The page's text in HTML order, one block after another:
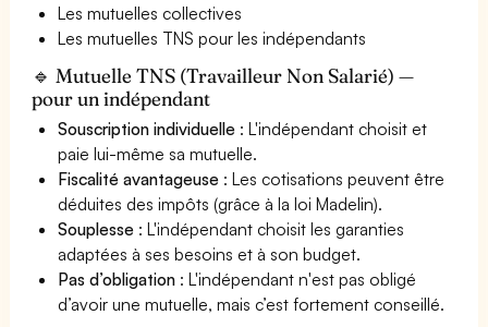
Les mutuelles collectives
Les mutuelles TNS pour les indépendants
🔹 Mutuelle TNS (Travailleur Non Salarié) —
pour un indépendant
Souscription individuelle : L'indépendant choisit et
paie lui-même sa mutuelle.
Fiscalité avantageuse : Les cotisations peuvent être
déduites des impôts (grâce à la loi Madelin).
Souplesse : L'indépendant choisit les garanties
adaptées à ses besoins et à son budget.
Pas d’obligation : L'indépendant n'est pas obligé
d’avoir une mutuelle, mais c’est fortement conseillé.